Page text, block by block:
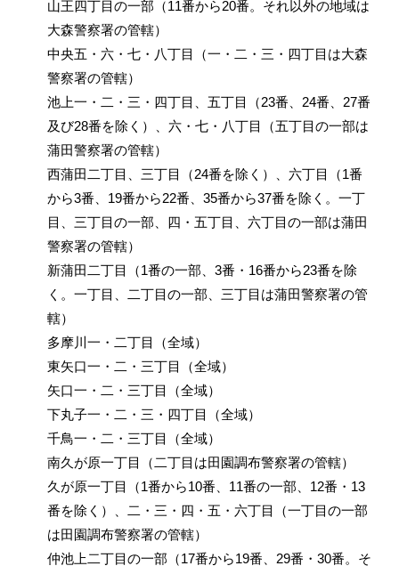
山王四丁目の一部（11番から20番。それ以外の地域は
大森警察署の管轄）
中央五・六・七・八丁目（一・二・三・四丁目は大森
警察署の管轄）
池上一・二・三・四丁目、五丁目（23番、24番、27番
及び28番を除く）、六・七・八丁目（五丁目の一部は
蒲田警察署の管轄）
西蒲田二丁目、三丁目（24番を除く）、六丁目（1番
から3番、19番から22番、35番から37番を除く。一丁
目、三丁目の一部、四・五丁目、六丁目の一部は蒲田
警察署の管轄）
新蒲田二丁目（1番の一部、3番・16番から23番を除
く。一丁目、二丁目の一部、三丁目は蒲田警察署の管
轄）
多摩川一・二丁目（全域）
東矢口一・二・三丁目（全域）
矢口一・二・三丁目（全域）
下丸子一・二・三・四丁目（全域）
千鳥一・二・三丁目（全域）
南久が原一丁目（二丁目は田園調布警察署の管轄）
久が原一丁目（1番から10番、11番の一部、12番・13
番を除く）、二・三・四・五・六丁目（一丁目の一部
は田園調布警察署の管轄）
仲池上二丁目の一部（17番から19番、29番・30番。そ